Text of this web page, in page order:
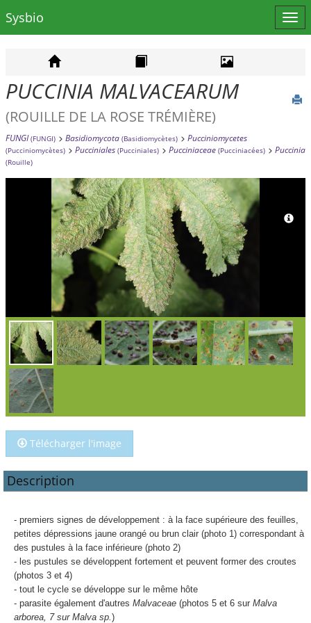
le
Sysbio
PUCCINIA MALVACEARUM
(ROUILLE DE LA ROSE TRÉMIÈRE)
FUNGI (FUNGI) Basidiomycota (Basidiomycètes) Pucciniomycetes
(Pucciniomycètes) Pucciniales (Pucciniales) Pucciniaceae (Pucciniacées) Puccinia
(Rouille)
Télécharger l'image
Description
- premiers signes de développement : à la face supérieure des feuilles,
petites dépressions jaune orangé ou brun clair (photo 1) correspondant à
des pustules à la face inférieure (photo 2)
- les pustules se développent fortement et peuvent former des croutes
(photos 3 et 4)
- tout le cycle se développe sur le même hôte
- parasite également d'autres Malvaceae (photos 5 et 6 sur Malva
arborea, 7 sur Malva sp.)